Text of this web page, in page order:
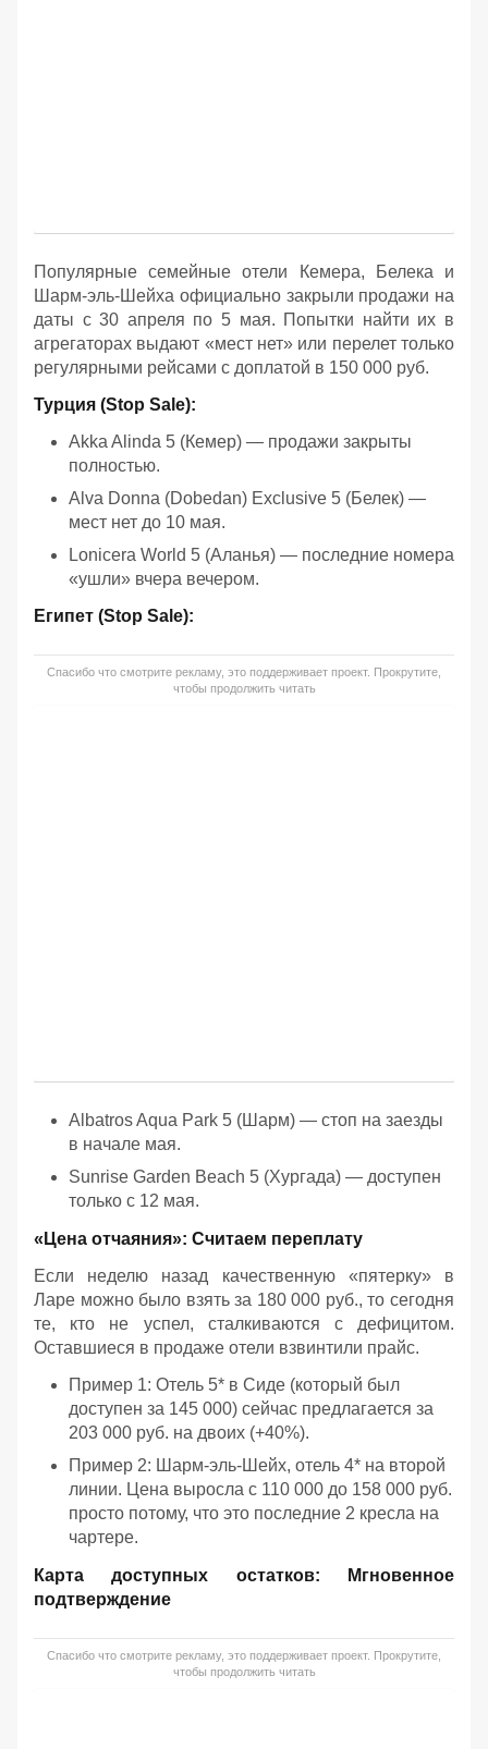
Популярные семейные отели Кемера, Белека и
Шарм-эль-Шейха официально закрыли продажи на
даты с 30 апреля по 5 мая. Попытки найти их в
агрегаторах выдают «мест нет» или перелет только
регулярными рейсами с доплатой в 150 000 руб.
Турция (Stop Sale):
Akka Alinda 5 (Кемер) — продажи закрыты
полностью.
Alva Donna (Dobedan) Exclusive 5 (Белек) —
мест нет до 10 мая.
Lonicera World 5 (Аланья) — последние номера
«ушли» вчера вечером.
Египет (Stop Sale):
Спасибо что смотрите рекламу, это поддерживает проект. Прокрутите,
чтобы продолжить читать
Albatros Aqua Park 5 (Шарм) — стоп на заезды
в начале мая.
Sunrise Garden Beach 5 (Хургада) — доступен
только с 12 мая.
«Цена отчаяния»: Считаем переплату
Если неделю назад качественную «пятерку» в
Ларе можно было взять за 180 000 руб., то сегодня
те, кто не успел, сталкиваются с дефицитом.
Оставшиеся в продаже отели взвинтили прайс.
Пример 1: Отель 5* в Сиде (который был
доступен за 145 000) сейчас предлагается за
203 000 руб. на двоих (+40%).
Пример 2: Шарм-эль-Шейх, отель 4* на второй
линии. Цена выросла с 110 000 до 158 000 руб.
просто потому, что это последние 2 кресла на
чартере.
Карта доступных остатков: Мгновенное
подтверждение
Спасибо что смотрите рекламу, это поддерживает проект. Прокрутите,
чтобы продолжить читать